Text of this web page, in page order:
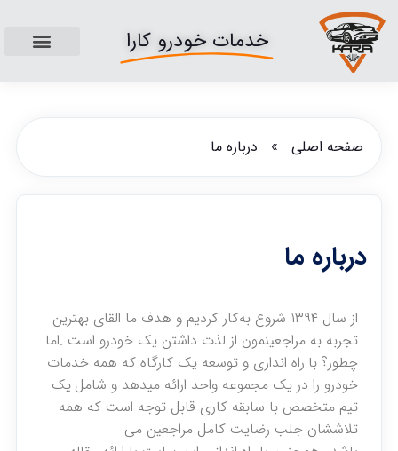
خدمات خودرو کارا
صفحه اصلی» درباره ما
درباره ما
از سال ۱۳۹۴ شروع به‌کار کردیم و هدف ما القای بهترین
تجربه به مراجعینمون از لذت داشتن یک خودرو است .اما
چطور؟ با راه اندازی و توسعه یک کارگاه که همه خدمات
خودرو را در یک مجموعه واحد ارائه میدهد و شامل یک
تیم متخصص با سابقه کاری قابل توجه است که همه
تلاششان جلب رضایت کامل مراجعین می